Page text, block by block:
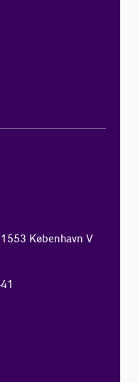
København V